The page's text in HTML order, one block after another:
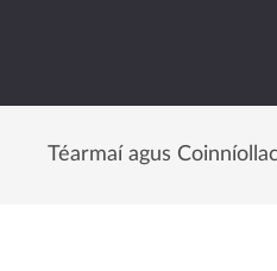
Téarmaí agus